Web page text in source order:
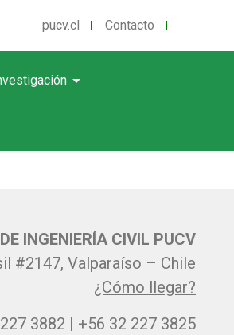
pucv.cl Contacto
arrow_drop_down
INGENIERÍA CIVIL PUCV
#2147, Valparaíso – Chile
¿Cómo llegar?
3882 | +56 32 227 3825